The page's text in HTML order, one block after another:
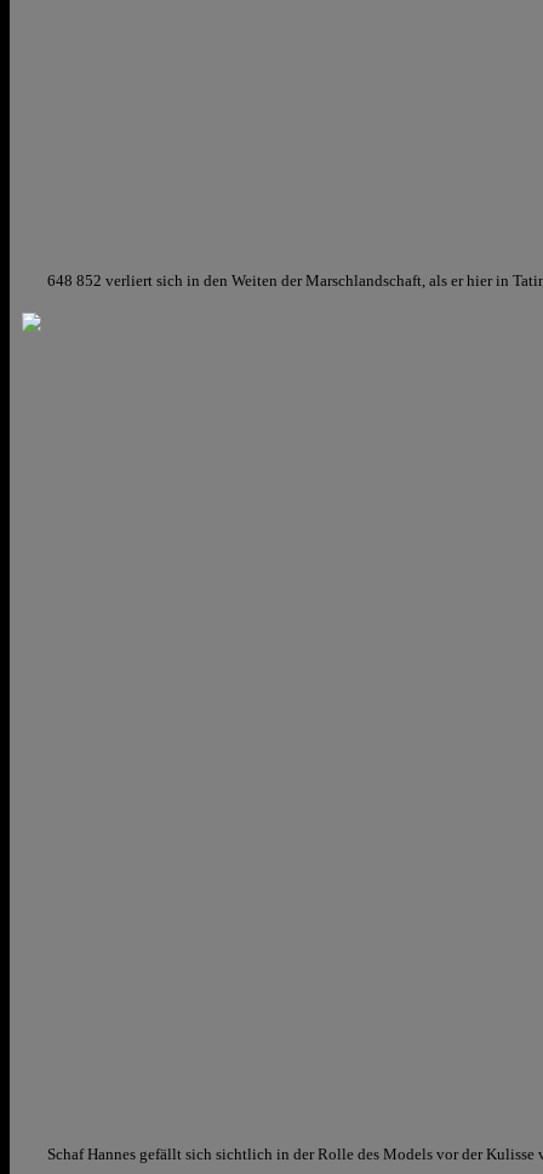
648 852 verliert sich in den Weiten der Marschlandschaft, als er hier in
Schaf Hannes gefällt sich sichtlich in der Rolle des Models vor der